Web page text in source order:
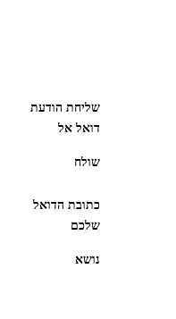
שליחת הודעת
דואל אל
שולח
כתובת הדואל
שלכם
נושא